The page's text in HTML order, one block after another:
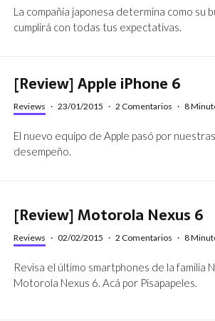
La compañía japonesa determina como su
cumplirá con todas tus expectativas.
[Review] Apple iPhone 6
Reviews · 23/01/2015 · 2 Comentarios · 8
El nuevo equipo de Apple pasó por
desempeño.
[Review] Motorola Nexus 6
Reviews · 02/02/2015 · 2 Comentarios · 8
Revisa el último smartphones de la familia
Motorola Nexus 6. Acá por Pisapapeles.